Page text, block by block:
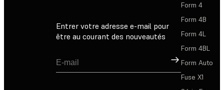
Entrer votre adresse e-mail pour
être au courant des nouveautés
Inscription
Form 4
Form 4B
Form 4L
Form 4BL
Form Auto
Fuse X1